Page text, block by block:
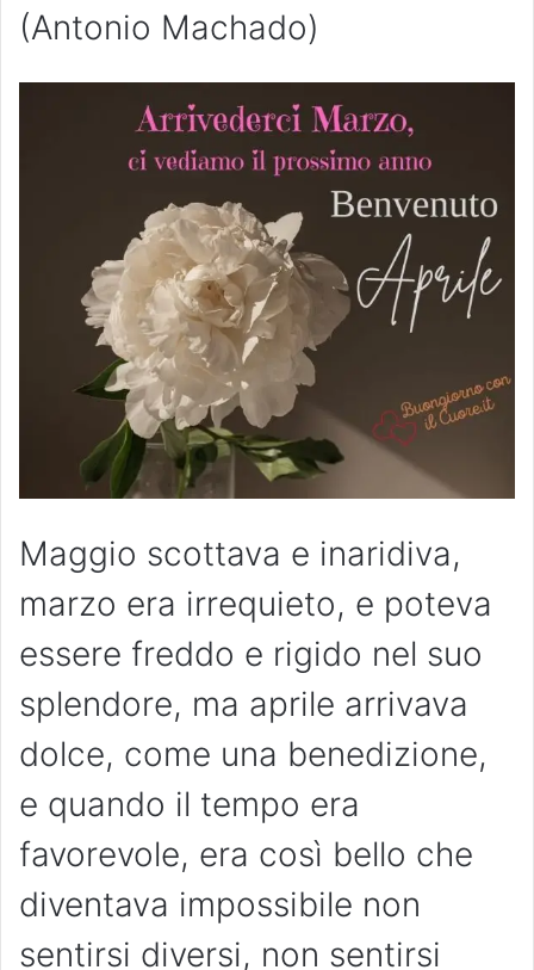
(Antonio Machado)
Maggio scottava e inaridiva,
marzo era irrequieto, e poteva
essere freddo e rigido nel suo
splendore, ma aprile arrivava
dolce, come una benedizione,
e quando il tempo era
favorevole, era così bello che
diventava impossibile non
sentirsi diversi, non sentirsi